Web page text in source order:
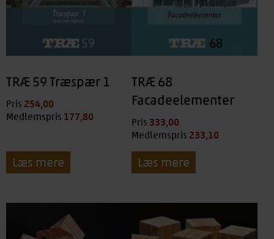
TRÆ 59 Træspær 1
Pris 254,00
Medlemspris 177,80
Læs mere
TRÆ 68
Facadeelementer
Pris 333,00
Medlemspris 233,10
Læs mere